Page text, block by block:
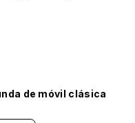
de móvil clásica